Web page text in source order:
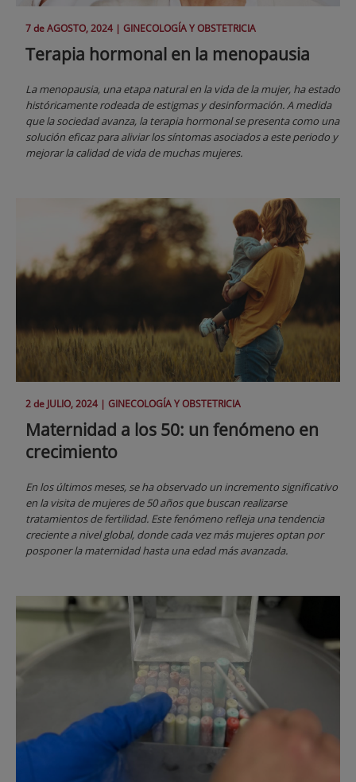
7 deAGOSTO, 2024 | GINECOLOGÍA Y OBSTETRICIA
Terapia hormonal en la menopausia
La menopausia, una etapa natural en la vida de la mujer, ha estado
históricamente rodeada de estigmas y desinformación. A medida
que la sociedad avanza, la terapia hormonal se presenta como una
solución eficaz para aliviar los síntomas asociados a este periodo y
mejorar la calidad de vida de muchas mujeres.
2 de JULIO, 2024 | GINECOLOGÍA Y OBSTETRICIA
Maternidad a los 50: un fenómeno en
crecimiento
En los últimos meses, se ha observado un incremento significativo
en la visita de mujeres de 50 años que buscan realizarse
tratamientos de fertilidad. Este fenómeno refleja una tendencia
creciente a nivel global, donde cada vez más mujeres optan por
posponer la maternidad hasta una edad más avanzada.